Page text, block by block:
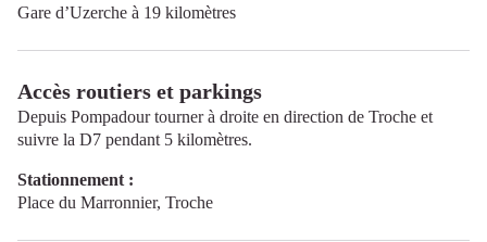
Gare d’Uzerche à 19 kilomètres
Accès routiers et parkings
Depuis Pompadour tourner à droite en direction de Troche et
suivre la D7 pendant 5 kilomètres.
Stationnement :
Place du Marronnier, Troche